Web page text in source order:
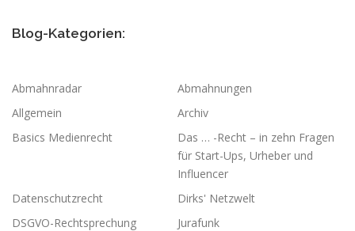
Blog-Kategorien:
Abmahnradar
Abmahnungen
Allgemein
Archiv
Basics Medienrecht
Das … -Recht – in zehn Fragen
für Start-Ups, Urheber und
Influencer
Datenschutzrecht
Dirks' Netzwelt
DSGVO-Rechtsprechung
Jurafunk